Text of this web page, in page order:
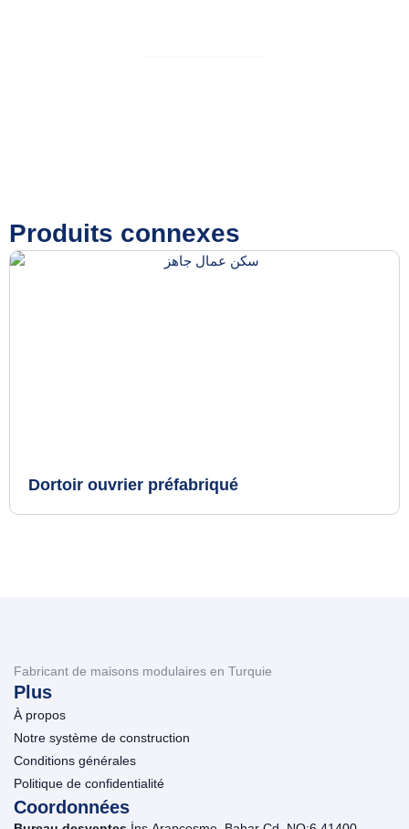
Produits connexes
Dortoir ouvrier préfabriqué
Fabricant de maisons modulaires en Turquie
Plus
À propos
Notre système de construction
Conditions générales
Politique de confidentialité
Coordonnées